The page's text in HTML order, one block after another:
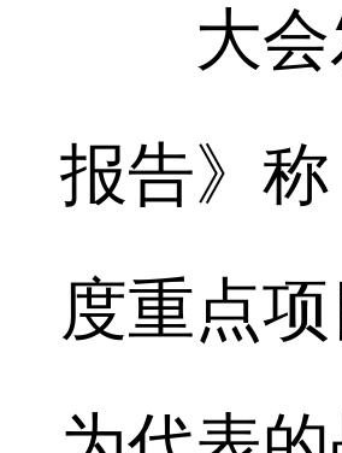
大会发
报告》
度重点